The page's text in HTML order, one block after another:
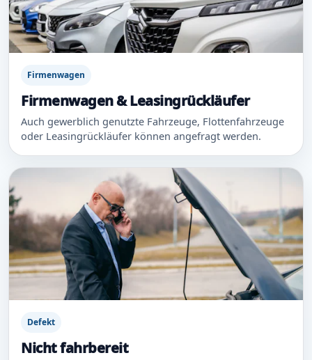
Firmenwagen
Firmenwagen & Leasingrückläufer
Auch gewerblich genutzte Fahrzeuge, Flottenfahrzeuge
oder Leasingrückläufer können angefragt werden.
Defekt
Nicht fahrbereit